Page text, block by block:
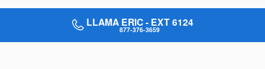
LLAMA ERIC - EXT 6124
877-376-3659